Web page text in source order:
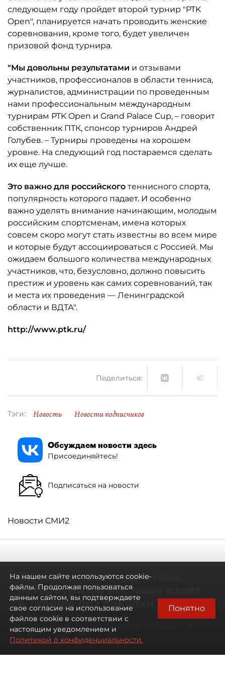
следующем году пройдет второй турнир "PTK
Open", планируется начать проводить женские
соревнования, кроме того, будет увеличен
призовой фонд турнира.
"Мы довольны результатами и отзывами
участников, профессионалов в области тенниса,
журналистов, администрации по проведенным
нами профессиональным международным
турнирам PTK Open и Grand Palace Cup, – говорит
собственник ПТК, спонсор турниров Андрей
Голубев. – Турниры проведены на хорошем
уровне. На следующий год постараемся сделать
их еще лучше.
Это важно для российского теннисного спорта,
популярность которого падает. И особенно
важно уделять внимание начинающим, молодым
российским спортсменам, имена которых
совсем скоро могут стать известны во всем мире
и которые будут ассоциироваться с Россией. Мы
ожидаем большого количества международных
участников, что, безусловно, должно повысить
престиж и уровень как самих соревнований, так
и места их проведения — Ленинградской
области и ВДТА".
http://www.ptk.ru/
Поделиться:
Тэги: Новость Новости подписчиков
Обсуждаем новости здесь
Присоединяйтесь!
Подписаться на новости
Новости СМИ2
Самостоятельными стали:
петербуржцы всё чаще ездят
в Турцию без покупки туров
Петербуржцы стали чаще отдыхать в
Турции без покупки туров
На нашем сайте используются cookie-
файлы. Продолжая пользоваться
данным сайтом, вы подтверждаете
свое согласие на использование
файлов cookie в соответствии с
настоящим уведомлением и
Политикой о конфиденциальности.
Понятно